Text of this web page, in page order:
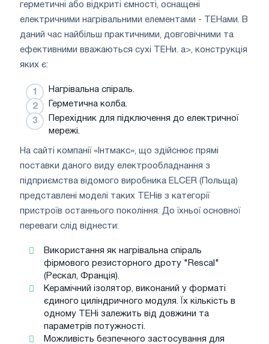
герметичні або відкриті ємності, оснащені
електричними нагрівальними елементами - ТЕНами. В
даний час найбільш практичними, довговічними та
ефективними вважаються сухі ТЕНи. a>, конструкція
яких є:
Нагрівальна спіраль.
Герметична колба.
Перехідник для підключення до електричної
мережі.
На сайті компанії «Інтмакс», що здійснює прямі
поставки даного виду електрообладнання з
підприємства відомого виробника ELCER (Польща)
представлені моделі таких ТЕНів з категорії
пристроїв останнього покоління. До їхньої основної
переваги слід віднести:
Використання як нагрівальна спіраль
фірмового резисторного дроту "Rescal"
(Рескал, Франція).
Керамічний ізолятор, виконаний у форматі
єдиного циліндричного модуля. Їх кількість в
одному ТЕНі залежить від довжини та
параметрів потужності.
Можливість безпечного застосування для